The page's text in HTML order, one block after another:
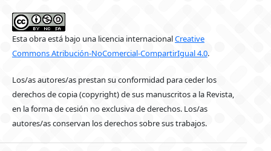
Esta obra está bajo una licencia internacionalCreative
Commons Atribución-NoComercial-CompartirIgual 4.0.
Los/as autores/as prestan su conformidad para ceder los
derechos de copia (copyright) de sus manuscritos a la Revista,
en la forma de cesión no exclusiva de derechos. Los/as
autores/as conservan los derechos sobre sus trabajos.